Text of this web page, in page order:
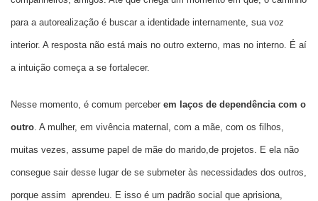
para a autorealização é buscar a identidade internamente, sua voz
interior. A resposta não está mais no outro externo, mas no interno. É aí
a intuição começa a se fortalecer.
Nesse momento, é comum perceber em laços de dependência com o
outro . A mulher, em vivência maternal, com a mãe, com os filhos,
muitas vezes, assume papel de mãe do marido,de projetos. E ela não
consegue sair desse lugar de se submeter às necessidades dos outros,
porque assim aprendeu. E isso é um padrão social que aprisiona,